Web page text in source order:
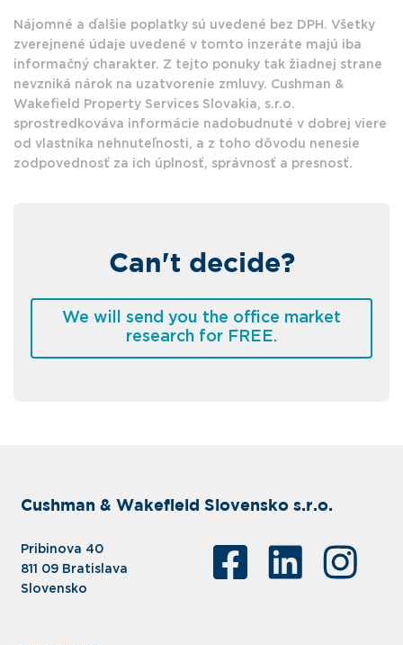
Nájomné a ďalšie poplatky sú uvedené bez DPH. Všetky
zverejnené údaje uvedené v tomto inzeráte majú iba
informačný charakter. Z tejto ponuky tak žiadnej strane
nevzniká nárok na uzatvorenie zmluvy. Cushman &
Wakefield Property Services Slovakia, s.r.o.
sprostredkováva informácie nadobudnuté v dobrej viere
od vlastníka nehnuteľnosti, a z toho dôvodu nenesie
zodpovednosť za ich úplnosť, správnosť a presnosť.
Can't decide?
We will send you the office market
research for FREE.
Cushman & Wakefield Slovensko s.r.o.
Pribinova 40
811 09 Bratislava
Slovensko